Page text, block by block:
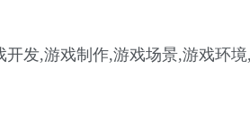
发,游戏制作,游戏场景,游戏环